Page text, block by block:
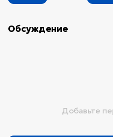
Обсуждение
Добавьте